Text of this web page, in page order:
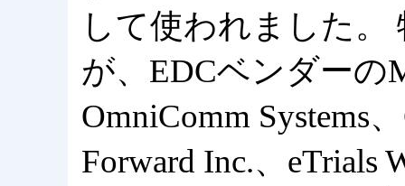
して使われました。
が、EDCベンダーの
OmniComm Systems
Forward Inc.、eTrials